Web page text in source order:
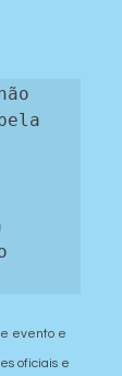
evento e
oficiais e